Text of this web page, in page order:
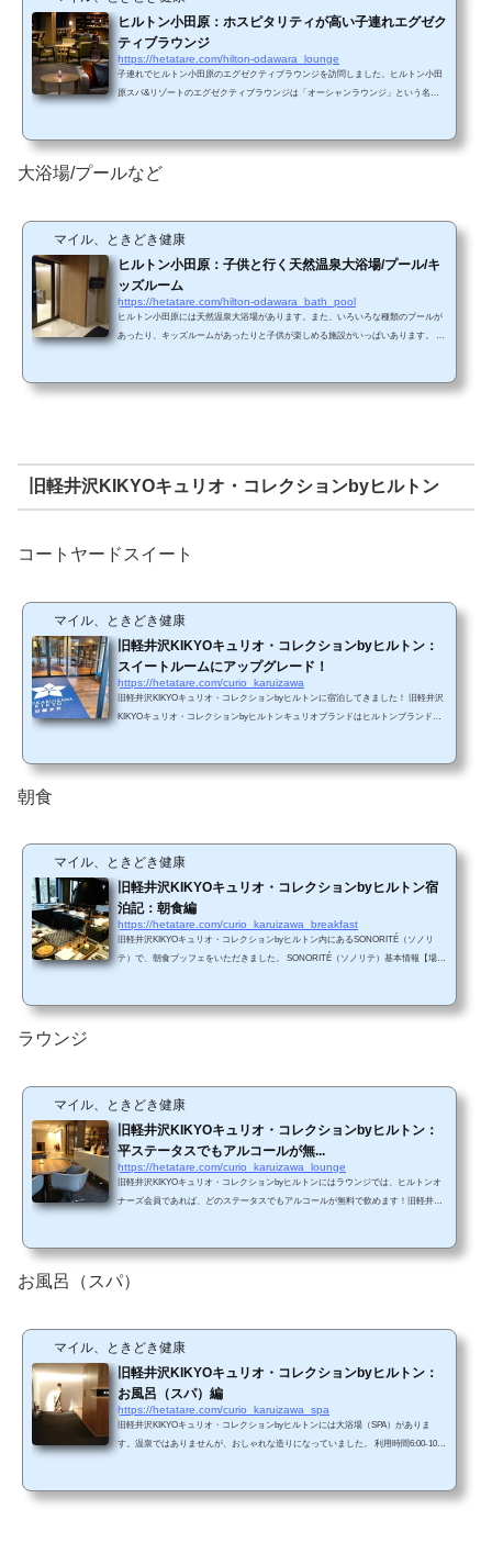
ヒルトン小田原：ホスピタリティが高い子連れエグゼク
ティブラウンジ
https://hetatare.com/hilton-odawara_lounge
子連れでヒルトン小田原のエグゼクティブラウンジを訪問しました。ヒルトン小田
原スパ&リゾートのエグゼクティブラウンジは「オーシャンラウンジ」という名称
ブニングサービス】17:00～20:00【コーヒー、紅茶、ソフトドリンク】7:00～22:0
0 他のヒルトン系ホテルと異なり、イブニングサービスの時間帯以外は、12歳以下
大浴場/プールなど
マイル、ときどき健康
ヒルトン小田原：子供と行く天然温泉大浴場/プール/キ
ッズルーム
https://hetatare.com/hilton-odawara_bath_pool
ヒルトン小田原には天然温泉大浴場があります。また、いろいろな種類のプールが
あったり、キッズルームがあったりと子供が楽しめる施設がいっぱいあります。 天
時から24時）に利用する場合は、ルームキーが必要となります。 【料金】大人 1,70
旧軽井沢KIKYOキュリオ・コレクションbyヒルトン
コートヤードスイート
マイル、ときどき健康
旧軽井沢KIKYOキュリオ・コレクションbyヒルトン：
スイートルームにアップグレード！
https://hetatare.com/curio_karuizawa
旧軽井沢KIKYOキュリオ・コレクションbyヒルトンに宿泊してきました！ 旧軽井沢
KIKYOキュリオ・コレクションbyヒルトンキュリオブランドはヒルトンブランドの
ューアルされました。そのため、それ以前のガイドブックには「旧軽井沢ホテル」
朝食
マイル、ときどき健康
旧軽井沢KIKYOキュリオ・コレクションbyヒルトン宿
泊記：朝食編
https://hetatare.com/curio_karuizawa_breakfast
旧軽井沢KIKYOキュリオ・コレクションbyヒルトン内にあるSONORITÉ（ソノリ
テ）で、朝食ブッフェをいただきました。 SONORITÉ（ソノリテ）基本情報【場
員またはダイヤモンド会員であれば同伴者1名まで無料です。 レストラン内の様子
ラウンジ
マイル、ときどき健康
旧軽井沢KIKYOキュリオ・コレクションbyヒルトン：
平ステータスでもアルコールが無...
https://hetatare.com/curio_karuizawa_lounge
旧軽井沢KIKYOキュリオ・コレクションbyヒルトンにはラウンジでは、ヒルトンオ
ナーズ会員であれば、どのステータスでもアルコールが無料で飲めます！旧軽井沢
ンジ"になっています。場所朝食と同じ1FのSONORITÉ（ソノリテ）になります。
夕方の様子 ラウンジの時間13時半～17時半までになります。時間帯的には、チェッ
お風呂（スパ）
マイル、ときどき健康
旧軽井沢KIKYOキュリオ・コレクションbyヒルトン：
お風呂（スパ）編
https://hetatare.com/curio_karuizawa_spa
旧軽井沢KIKYOキュリオ・コレクションbyヒルトンには大浴場（SPA）がありま
す。温泉ではありませんが、おしゃれな造りになっていました。 利用時間6:00-10:0
うに 自分たちが夕方に訪問したときは、奥側が男湯でした。 ロッカー ウォーター